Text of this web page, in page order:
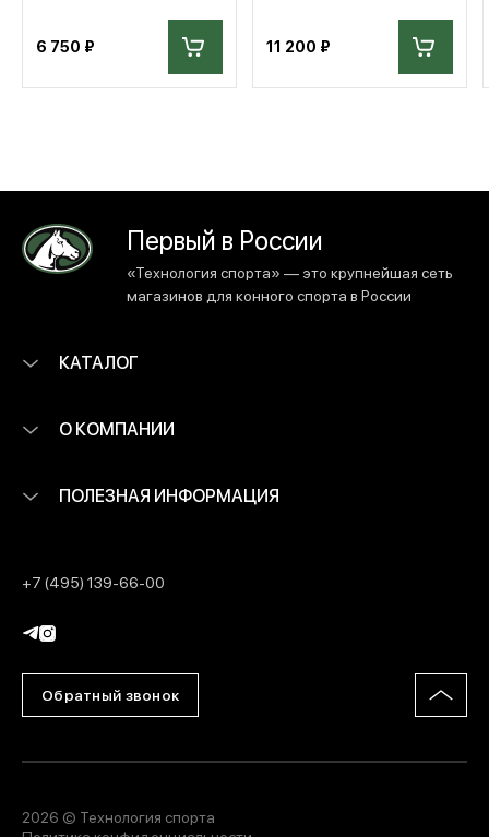
6 750 ₽ 11 200 ₽
Первый в России
«Технология спорта» — это крупнейшая сеть
магазинов для конного спорта в России
КАТАЛОГ
О КОМПАНИИ
ПОЛЕЗНАЯ ИНФОРМАЦИЯ
+7 (495) 139-66-00
Обратный звонок
2026 © Технология спорта